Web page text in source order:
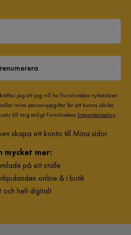
jag att jag vill ha Furniturebox nyhetsbrev
mina personuppgifter för att kunna skicka
till mig enligt Furniturebox Integritetspolicy.
skapa ett konto till Mina sidor.
mycket mer:
på ett ställe
online & i butik
och helt digitalt